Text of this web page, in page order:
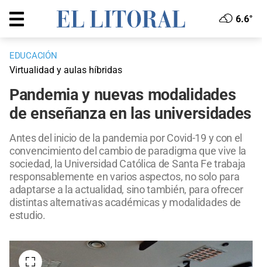
6.6°
EDUCACIÓN
Virtualidad y aulas híbridas
Pandemia y nuevas modalidades
de enseñanza en las universidades
Antes del inicio de la pandemia por Covid-19 y con el
convencimiento del cambio de paradigma que vive la
sociedad, la Universidad Católica de Santa Fe trabaja
responsablemente en varios aspectos, no solo para
adaptarse a la actualidad, sino también, para ofrecer
distintas alternativas académicas y modalidades de
estudio.